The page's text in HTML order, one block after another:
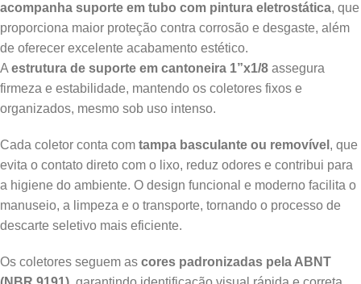
acompanha suporte em tubo com pintura eletrostática, que
proporciona maior proteção contra corrosão e desgaste, além
de oferecer excelente acabamento estético.
A estrutura de suporte em cantoneira 1”x1/8 assegura
firmeza e estabilidade, mantendo os coletores fixos e
organizados, mesmo sob uso intenso.
Cada coletor conta com tampa basculante ou removível , que
evita o contato direto com o lixo, reduz odores e contribui para
a higiene do ambiente. O design funcional e moderno facilita o
manuseio, a limpeza e o transporte, tornando o processo de
descarte seletivo mais eficiente.
Os coletores seguem as cores padronizadas pela ABNT